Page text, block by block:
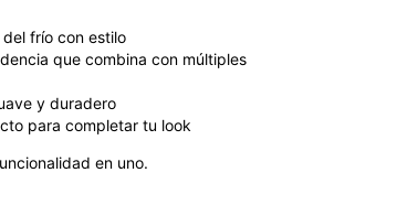
frío con estilo
que combina con múltiples
y duradero
para completar tu look
en uno.